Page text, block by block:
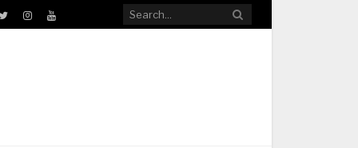
TwitterInstagramYouTube